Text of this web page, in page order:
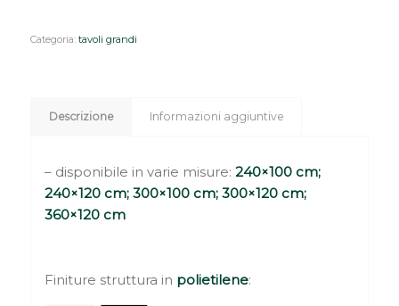
Categoria: tavoli grandi
Descrizione Informazioni aggiuntive
– disponibile in varie misure: 240×100 cm;
240×120 cm; 300×100 cm; 300×120 cm;
360×120 cm
Finiture struttura in polietilene: